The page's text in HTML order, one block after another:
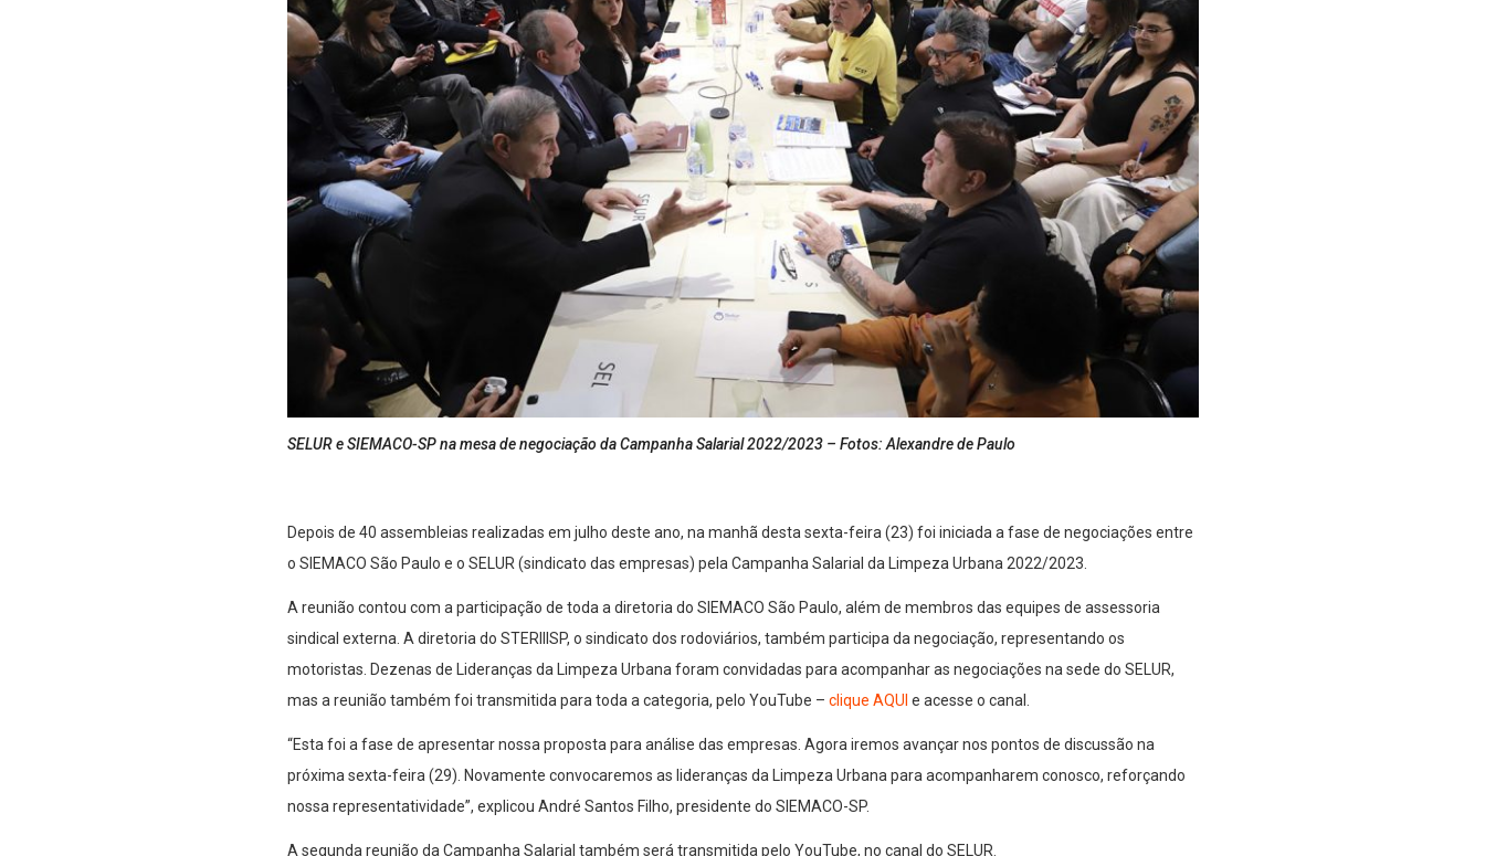
SELUR e SIEMACO-SP na mesa de negociação da Campanha Salarial 2022/2023 – Fotos: Alexandre de Paulo
Depois de 40 assembleias realizadas em julho deste ano, na manhã desta sexta-feira (23) foi iniciada a fase de negociações entre
o SIEMACO São Paulo e o SELUR (sindicato das empresas) pela Campanha Salarial da Limpeza Urbana 2022/2023.
A reunião contou com a participação de toda a diretoria do SIEMACO São Paulo, além de membros das equipes de assessoria
sindical externa. A diretoria do STERIIISP, o sindicato dos rodoviários, também participa da negociação, representando os
motoristas. Dezenas de Lideranças da Limpeza Urbana foram convidadas para acompanhar as negociações na sede do SELUR,
mas a reunião também foi transmitida para toda a categoria, pelo YouTube – clique AQUI e acesse o canal.
“Esta foi a fase de apresentar nossa proposta para análise das empresas. Agora iremos avançar nos pontos de discussão na
próxima sexta-feira (29). Novamente convocaremos as lideranças da Limpeza Urbana para acompanharem conosco, reforçando
nossa representatividade”, explicou André Santos Filho, presidente do SIEMACO-SP.
A segunda reunião da Campanha Salarial também será transmitida pelo YouTube, no canal do SELUR.